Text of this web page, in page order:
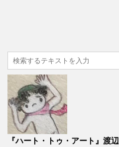
『ハート・トゥ・アート』渡辺